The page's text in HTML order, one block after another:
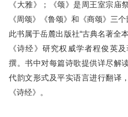
《大雅》；《颂》是周王室宗庙
《周颂》《鲁颂》和《商颂》三个
此书属于岳麓出版社“古典名著全
《诗经》研究权威学者程俊英
撰。书中对每篇诗歌提供详尽解
代韵文形式及平实语言进行翻译
《诗经》。